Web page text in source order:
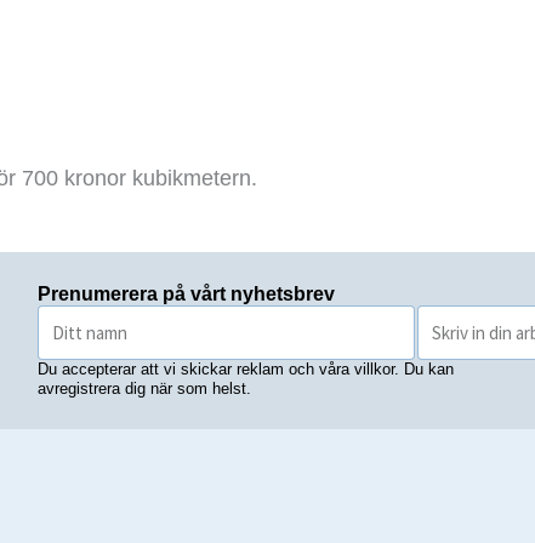
700 kronor kubikmetern.
Prenumerera på vårt nyhetsbrev
Du accepterar att vi skickar reklam och våra villkor. Du kan
avregistrera dig när som helst.